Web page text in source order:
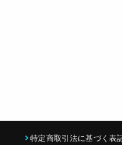
特定商取引法に基づく表